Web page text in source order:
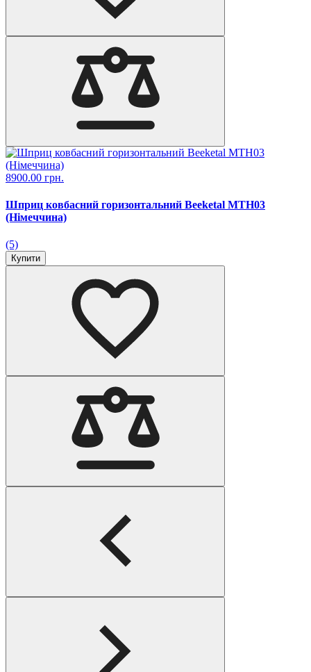
8900.00 грн.
Шприц ковбасний горизонтальний Beeketal MTH03
(Німеччина)
(5)
Купити